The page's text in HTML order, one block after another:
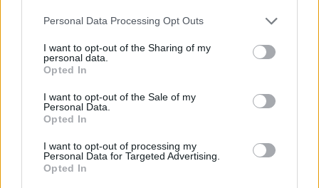
Please note that this website/app uses one or more Google
not limited to your visit or usage behaviour. You may click to
grant or deny consent to Google and its third-party tags to
use your data for below specified purposes in below Google
consent section.
Personal Data Processing Opt Outs
I want to opt-out of the Sharing of my
personal data.
Opted In
I want to opt-out of the Sale of my
Personal Data.
Opted In
I want to opt-out of processing my
Personal Data for Targeted Advertising.
Opted In
AJÁNLJUK MÉG